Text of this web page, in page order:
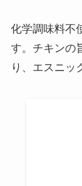
化学調味料不
す。チキンの
り、エスニッ